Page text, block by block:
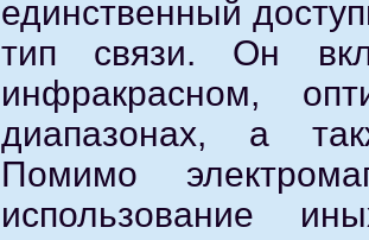
единственный
тип связи. Он
инфракрасном,
диапазонах, а
Помимо
использование